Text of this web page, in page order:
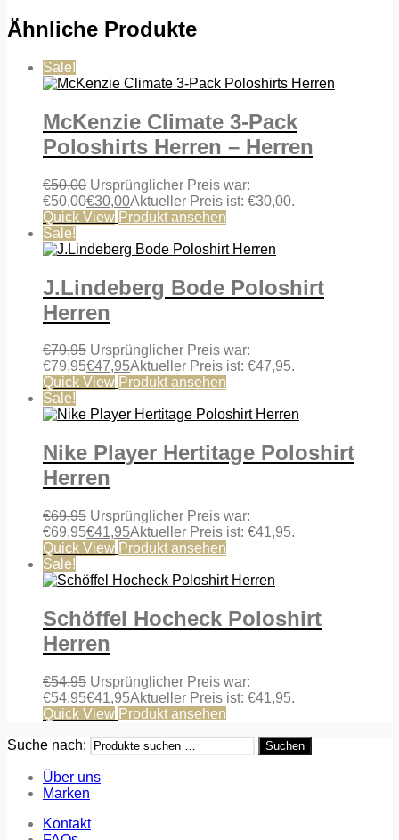
Ähnliche Produkte
Sale!
McKenzie Climate 3-Pack
Poloshirts Herren – Herren
€50,00 Ursprünglicher Preis war:
€50,00€30,00Aktueller Preis ist: €30,00.
Quick View Produkt ansehen
Sale!
J.Lindeberg Bode Poloshirt
Herren
€79,95 Ursprünglicher Preis war:
€79,95€47,95Aktueller Preis ist: €47,95.
Quick View Produkt ansehen
Sale!
Nike Player Hertitage Poloshirt
Herren
€69,95 Ursprünglicher Preis war:
€69,95€41,95Aktueller Preis ist: €41,95.
Quick View Produkt ansehen
Sale!
Schöffel Hocheck Poloshirt
Herren
€54,95 Ursprünglicher Preis war:
€54,95€41,95Aktueller Preis ist: €41,95.
Quick View Produkt ansehen
Suche nach: Suchen
Über uns
Marken
Kontakt